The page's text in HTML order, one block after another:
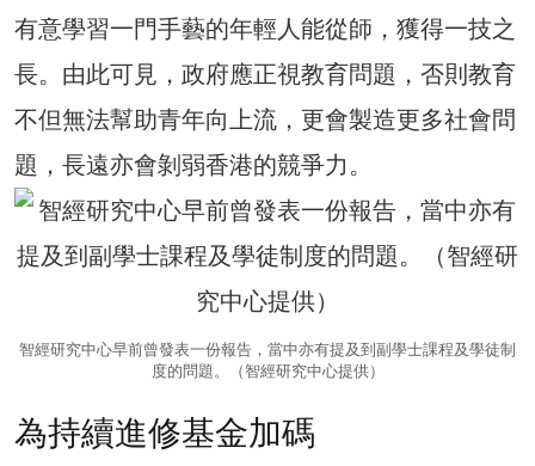
有意學習一門手藝的年輕人能從師，獲得一技之
長。由此可見，政府應正視教育問題，否則教育
不但無法幫助青年向上流，更會製造更多社會問
題，長遠亦會剝弱香港的競爭力。
智經研究中心早前曾發表一份報告，當中亦有提及到副學士課程及學徒制
度的問題。（智經研究中心提供）
為持續進修基金加碼